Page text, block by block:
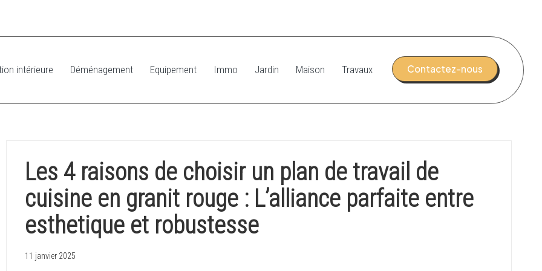
intérieure Déménagement Equipement Immo Jardin Maison Travaux Contactez-nous
Les 4 raisons de choisir un plan de travail de
cuisine en granit rouge : L’alliance parfaite entre
esthetique et robustesse
11 janvier 2025